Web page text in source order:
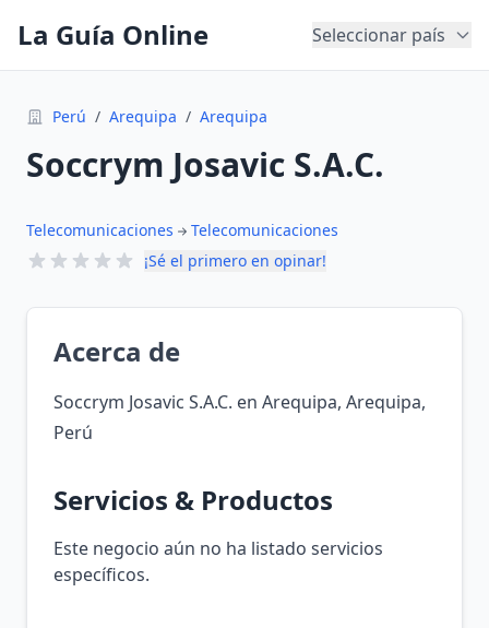
La Guía Online Seleccionar país
Perú / Arequipa / Arequipa
Soccrym Josavic S.A.C.
Telecomunicaciones
Telecomunicaciones
¡Sé el primero en opinar!
Acerca de
Soccrym Josavic S.A.C. en Arequipa, Arequipa,
Perú
Servicios & Productos
Este negocio aún no ha listado servicios
específicos.